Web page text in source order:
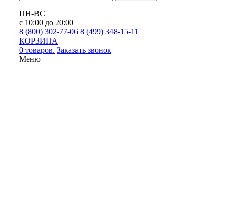
ПН-ВС
с 10:00 до 20:00
8 (800) 302-77-06 8 (499) 348-15-11
КОРЗИНА
0 товаров. Заказать звонок
Меню